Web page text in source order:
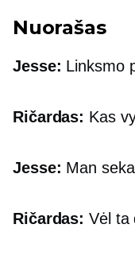
Nuorašas
Jesse: Linksmo
Ričardas: Kas
Jesse: Man
Ričardas: Vėl ta